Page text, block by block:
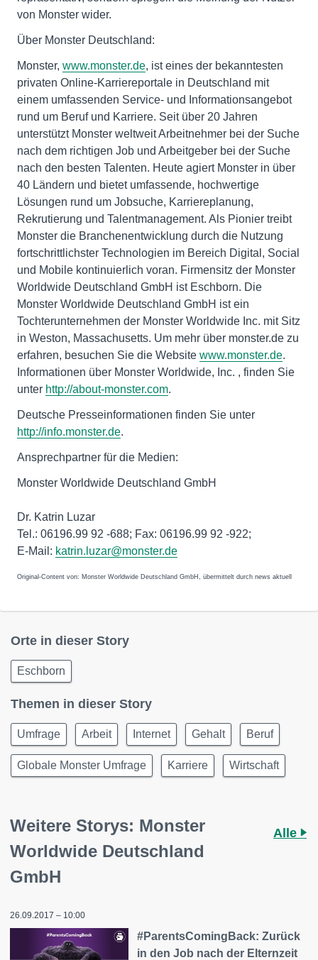
von Monster wider.
Über Monster Deutschland:
Monster, www.monster.de, ist eines der bekanntesten
privaten Online-Karriereportale in Deutschland mit
einem umfassenden Service- und Informationsangebot
rund um Beruf und Karriere. Seit über 20 Jahren
unterstützt Monster weltweit Arbeitnehmer bei der Suche
nach dem richtigen Job und Arbeitgeber bei der Suche
nach den besten Talenten. Heute agiert Monster in über
40 Ländern und bietet umfassende, hochwertige
Lösungen rund um Jobsuche, Karriereplanung,
Rekrutierung und Talentmanagement. Als Pionier treibt
Monster die Branchenentwicklung durch die Nutzung
fortschrittlichster Technologien im Bereich Digital, Social
und Mobile kontinuierlich voran. Firmensitz der Monster
Worldwide Deutschland GmbH ist Eschborn. Die
Monster Worldwide Deutschland GmbH ist ein
Tochterunternehmen der Monster Worldwide Inc. mit Sitz
in Weston, Massachusetts. Um mehr über monster.de zu
erfahren, besuchen Sie die Website www.monster.de.
Informationen über Monster Worldwide, Inc. , finden Sie
unter http://about-monster.com.
Deutsche Presseinformationen finden Sie unter
http://info.monster.de.
Ansprechpartner für die Medien:
Monster Worldwide Deutschland GmbH
Dr. Katrin Luzar
Tel.: 06196.99 92 -688; Fax: 06196.99 92 -922;
E-Mail: katrin.luzar@monster.de
Original-Content von: Monster Worldwide Deutschland GmbH, übermittelt durch news aktuell
Orte in dieser Story
Eschborn
Themen in dieser Story
Umfrage Arbeit Internet Gehalt Beruf
Globale Monster Umfrage Karriere Wirtschaft
Weitere Storys: Monster
Worldwide Deutschland
GmbH
Alle
26.09.2017 – 10:00
#ParentsComingBack: Zurück
in den Job nach der Elternzeit